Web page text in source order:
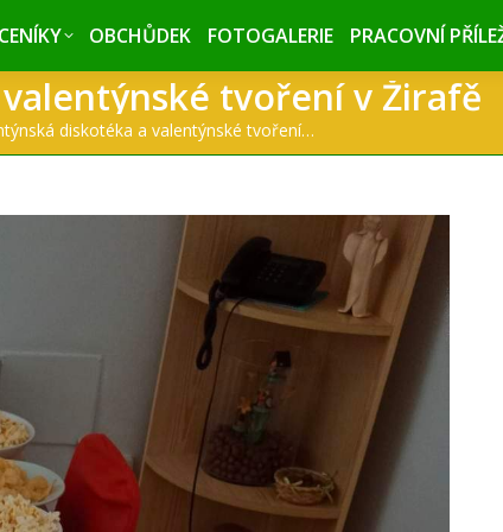
CENÍKY OBCHŮDEK FOTOGALERIE PRACOVNÍ
tvoření v Žirafě
diskotéka a valentýnské tvoření…
CENÍKY OBCHŮDEK FOTOGALERIE PRACOVNÍ